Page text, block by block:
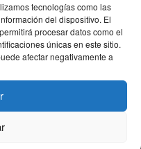
tecnologías como las
del dispositivo. El
procesar datos como el
únicas en este sitio.
afectar negativamente a